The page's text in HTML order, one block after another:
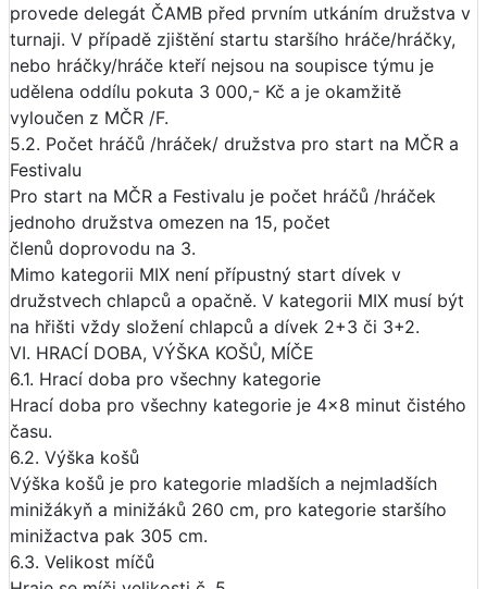
provede delegát ČAMB před prvním utkáním družstva v
turnaji. V případě zjištění startu staršího hráče/hráčky,
nebo hráčky/hráče kteří nejsou na soupisce týmu je
udělena oddílu pokuta 3 000,- Kč a je okamžitě
vyloučen z MČR /F.
5.2. Počet hráčů /hráček/ družstva pro start na MČR a
Festivalu
Pro start na MČR a Festivalu je počet hráčů /hráček
jednoho družstva omezen na 15, počet
členů doprovodu na 3.
Mimo kategorii MIX není přípustný start dívek v
družstvech chlapců a opačně. V kategorii MIX musí být
na hřišti vždy složení chlapců a dívek 2+3 či 3+2.
VI. HRACÍ DOBA, VÝŠKA KOŠŮ, MÍČE
6.1. Hrací doba pro všechny kategorie
Hrací doba pro všechny kategorie je 4x8 minut čistého
času.
6.2. Výška košů
Výška košů je pro kategorie mladších a nejmladších
minižákyň a minižáků 260 cm, pro kategorie staršího
minižactva pak 305 cm.
6.3. Velikost míčů